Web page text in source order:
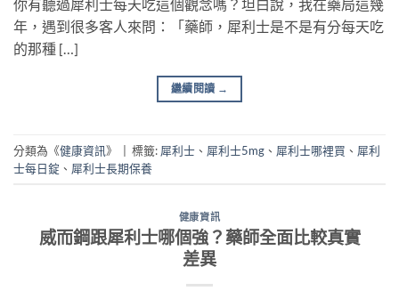
你有聽過犀利士每天吃這個觀念嗎？坦白說，我在藥局這幾
年，遇到很多客人來問：「藥師，犀利士是不是有分每天吃
的那種 […]
繼續閱讀 →
分類為《健康資訊》 | 標籤: 犀利士 、 犀利士5mg 、 犀利士哪裡買 、 犀利
士每日錠 、 犀利士長期保養
健康資訊
威而鋼跟犀利士哪個強？藥師全面比較真實
差異